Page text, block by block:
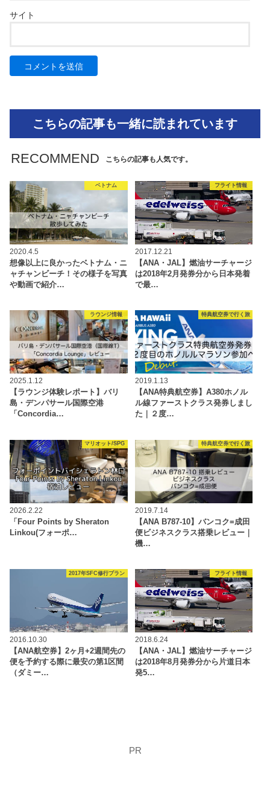
サイト
こちらの記事も一緒に読まれています
RECOMMEND こちらの記事も人気です。
ベトナム
2020.4.5
想像以上に良かったベトナム・ニ
ャチャンビーチ！その様子を写真
や動画で紹介…
フライト情報
2017.12.21
【ANA・JAL】燃油サーチャージ
は2018年2月発券分から日本発着
で最…
ラウンジ情報
2025.1.12
【ラウンジ体験レポート】バリ
島・デンパサール国際空港
「Concordia…
特典航空券で行く旅
2019.1.13
【ANA特典航空券】A380ホノル
ル線ファーストクラス発券しまし
た｜２度…
マリオット/SPG
2026.2.22
「Four Points by Sheraton
Linkou(フォーポ…
特典航空券で行く旅
2019.7.14
【ANA B787-10】バンコク=成田
便ビジネスクラス搭乗レビュー｜
機…
2017年SFC修行プラン
2016.10.30
【ANA航空券】2ヶ月+2週間先の
便を予約する際に最安の第1区間
（ダミー…
フライト情報
2018.6.24
【ANA・JAL】燃油サーチャージ
は2018年8月発券分から片道日本
発5…
PR